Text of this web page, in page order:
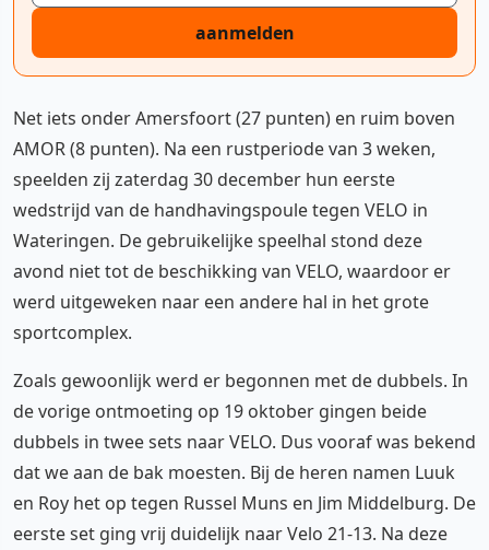
aanmelden
Net iets onder Amersfoort (27 punten) en ruim boven
AMOR (8 punten). Na een rustperiode van 3 weken,
speelden zij zaterdag 30 december hun eerste
wedstrijd van de handhavingspoule tegen VELO in
Wateringen. De gebruikelijke speelhal stond deze
avond niet tot de beschikking van VELO, waardoor er
werd uitgeweken naar een andere hal in het grote
sportcomplex.
Zoals gewoonlijk werd er begonnen met de dubbels. In
de vorige ontmoeting op 19 oktober gingen beide
dubbels in twee sets naar VELO. Dus vooraf was bekend
dat we aan de bak moesten. Bij de heren namen Luuk
en Roy het op tegen Russel Muns en Jim Middelburg. De
eerste set ging vrij duidelijk naar Velo 21-13. Na deze